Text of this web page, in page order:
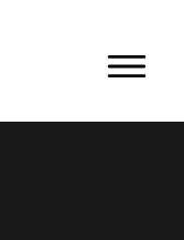
MENU